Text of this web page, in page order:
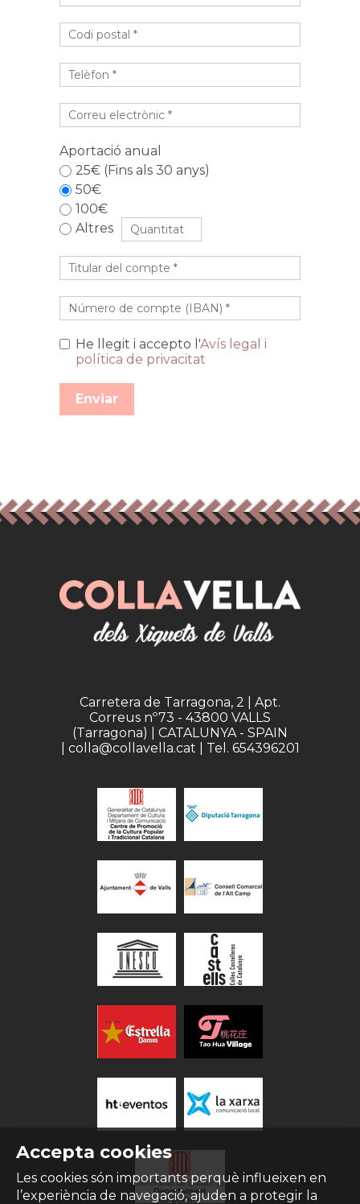
Aportació anual
25€ (Fins als 30 anys)
50€
100€
Altres
He llegit i accepto l'Avís legal i
política de privacitat
Accepta cookies
Les cookies són importants perquè influeixen en
l’experiència de navegació, ajuden a protegir la
Carretera de Tarragona, 2 | Apt.
Correus nº73 - 43800 VALLS
(Tarragona) | CATALUNYA - SPAIN
| colla@collavella.cat | Tel. 654396201